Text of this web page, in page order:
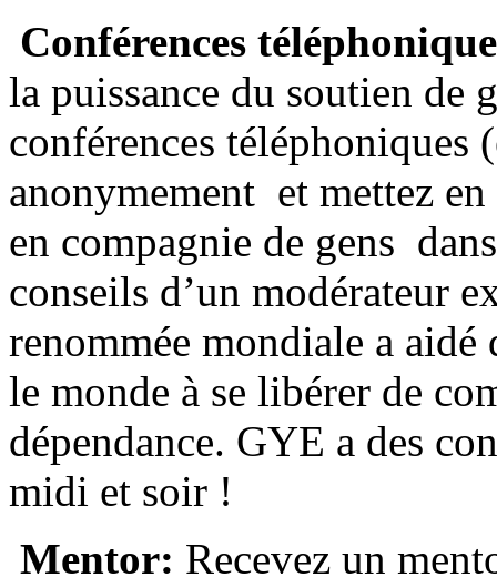
Conférences
la puissance du soutien de
conférences téléphoniques
anonymement et mettez
en compagnie de gens
conseils d’un modérateur
renommée mondiale a aidé
le monde à se libérer de
dépendance. GYE a des
midi et soir !
Mentor: Recevez un